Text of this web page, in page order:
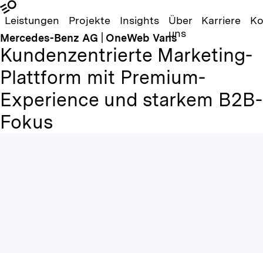
Leistungen Projekte Insights
Über
uns
Karriere
Mercedes-Benz AG | OneWeb Vans
Kundenzentrierte Marketing-
Plattform mit Premium-
Experience und starkem B2B-
Fokus